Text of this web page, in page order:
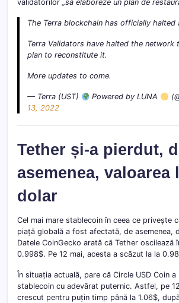
validatorilor „să elaboreze un plan de
The Terra blockchain has officially halted
Terra Validators have halted the network
plan to reconstitute it.
More updates to come.
— Terra (UST) Powered by LUNA
13, 2022
Tether și-a pierdut,
asemenea, valoarea
dolar
Cel mai mare stablecoin în ceea ce privește
piață globală a fost afectată, de asemenea,
Datele CoinGecko arată că Tether oscilează
0.998$. Pe 12 mai, acesta a scăzut la la
În situația actuală, pare că Circle USD Coin a
stablecoin cu adevărat puternic. Astfel, pe
crescut pentru puțin timp până la 1.06$,